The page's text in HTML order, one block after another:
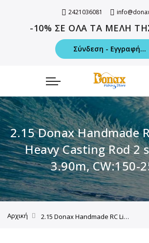
2421036081
-10% ΣΕ ΟΛΑ ΤΑ ΜΕΛΗ
Σύνδεση - Εγγραφή...
2.15 Donax Handmade
Heavy Casting Rod 2
3.90m, CW:150-
Αρχική 2.15 Donax Handmade RC Live Bait Heavy Casting Rod 2 sections, 3.90m, CW:150-250g